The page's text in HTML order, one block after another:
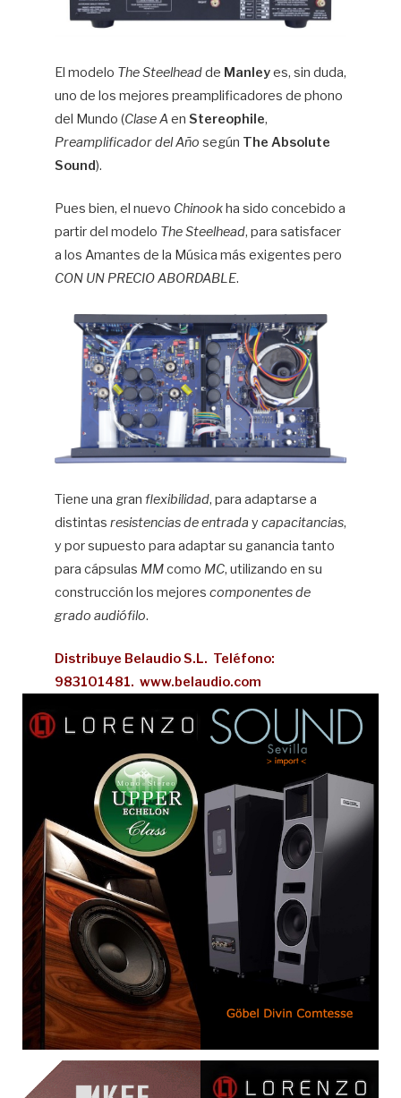
El modelo The Steelheadde Manleyes, sin duda,
uno de los mejores preamplificadores de phono
del Mundo (Clase Aen Stereophile,
Preamplificador del Año según The Absolute
Sound).
Pues bien, el nuevo Chinook ha sido concebido a
partir del modelo The Steelhead, para satisfacer
a los Amantes de la Música más exigentes pero
CON UN PRECIO ABORDABLE.
Tiene una gran flexibilidad, para adaptarse a
distintas resistencias de entrada y capacitancias,
y por supuesto para adaptar su ganancia tanto
para cápsulas MMcomo MC, utilizando en su
construcción los mejores componentes de
grado audiófilo.
Distribuye Belaudio S.L. Teléfono:
983101481. www.belaudio.com